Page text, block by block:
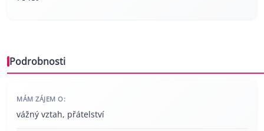
Podrobnosti
MÁM ZÁJEM O:
vážný vztah, přátelství